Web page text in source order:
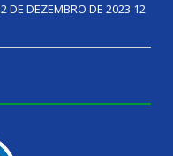
DE DEZEMBRO DE 2023 12